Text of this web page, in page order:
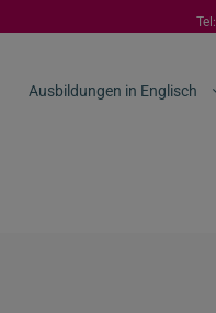
Tel:
Ausbildungen in Englisch